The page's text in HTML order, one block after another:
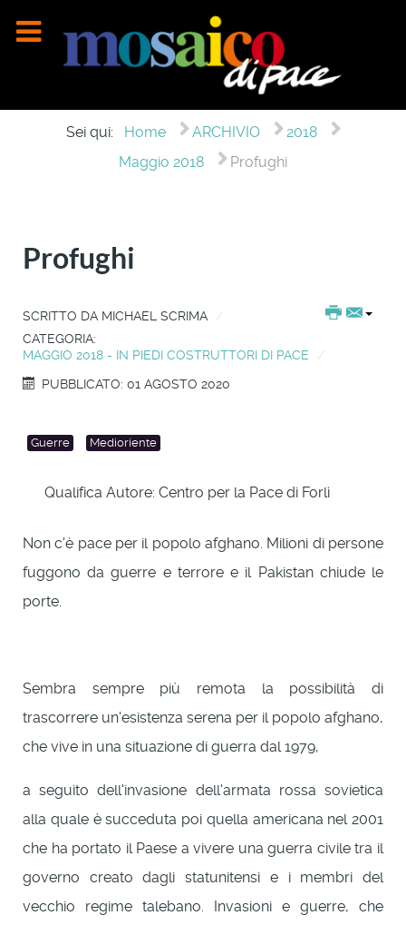
Sei qui: Home ARCHIVIO
2018
Maggio 2018
Profughi
Profughi
SCRITTO DA MICHAEL SCRIMA
CATEGORIA:
MAGGIO 2018 - IN PIEDI COSTRUTTORI DI PACE
PUBBLICATO: 01 AGOSTO 2020
Guerre Medioriente
Qualifica Autore: Centro per la Pace di Forlì
Non c'è pace per il popolo afghano. Milioni di persone
fuggono da guerre e terrore e il Pakistan chiude le
porte.
Sembra sempre più remota la possibilità di
trascorrere un'esistenza serena per il popolo afghano,
che vive in una situazione di guerra dal 1979,
a seguito dell'invasione dell'armata rossa sovietica
alla quale è succeduta poi quella americana nel 2001
che ha portato il Paese a vivere una guerra civile tra il
governo creato dagli statunitensi e i membri del
vecchio regime talebano. Invasioni e guerre, che